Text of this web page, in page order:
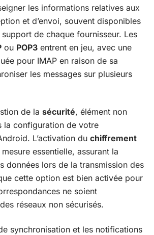
les informations relatives aux
et d’envoi, souvent disponibles
de chaque fournisseur. Les
ou POP3 entrent en jeu, avec une
pour IMAP en raison de sa
les messages sur plusieurs
de la sécurité, élément non
la configuration de votre
L’activation du chiffrement
essentielle, assurant la
données lors de la transmission des
cette option est bien activée pour
ne soient
réseaux non sécurisés.
synchronisation et les notifications